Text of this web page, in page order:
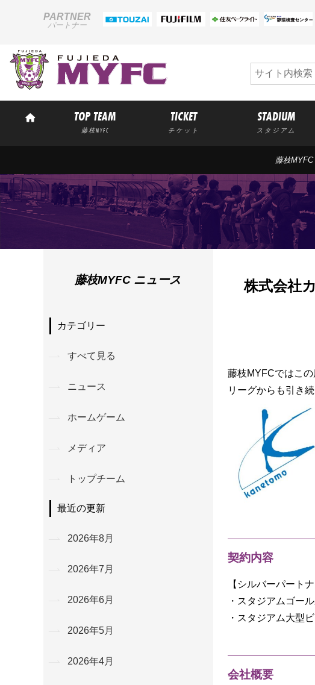
PARTNER
パートナー
TOP TEAM
藤枝MYFC
TICKET
チケット
STADIUM
スタジアム
藤枝MYFC
株式会社
藤枝MYFCではこ
リーグからも引き
契約内容
【シルバーパートナ
・スタジアムゴー
・スタジアム大型
会社概要
藤枝MYFC ニュース
カテゴリー
すべて見る
ニュース
ホームゲーム
メディア
トップチーム
最近の更新
2026年8月
2026年7月
2026年6月
2026年5月
2026年4月